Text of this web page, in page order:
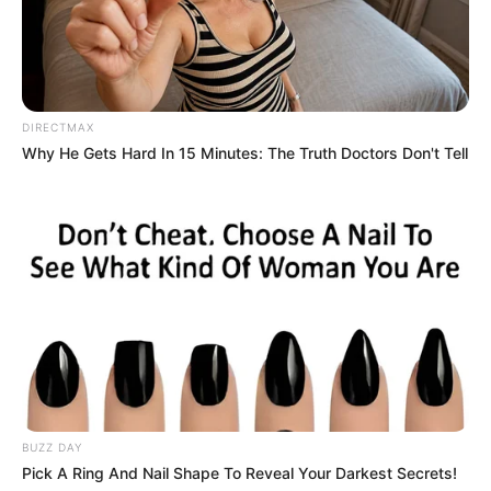
Relevância dos repasses de dezembro
O repasse extra de R$ 7,6 bilhões(além do repasse deR$ 6,3
bilhões
) neste mês reforça a capacidade das prefeituras de manter
serviços básicos e investir em saúde, educação e infraestrutura.
DIRECTMAX
Why He Gets Hard In 15 Minutes: The Truth Doctors Don't Tell
BUZZ DAY
Pick A Ring And Nail Shape To Reveal Your Darkest Secrets!